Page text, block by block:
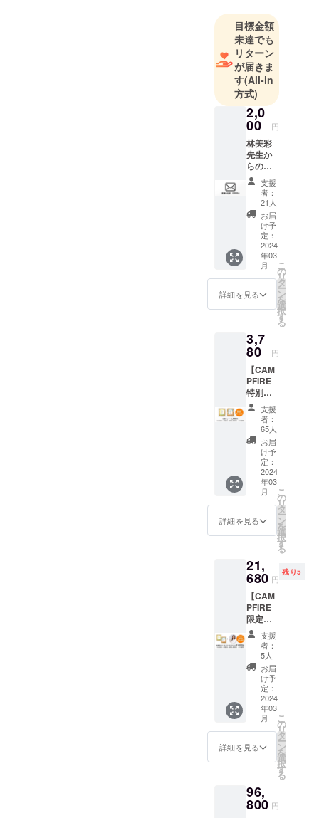
目標金額
未達でも
リターン
が届きま
す(All-in
方式)
2,0
00 円
林美彩
先生か
らの直
筆お礼
状 今回
のプロ
ジェク
トにご
共感ご
賛同い
ただ
き、ご
支援い
ただい
た皆様
に感謝
込めて
林美彩
先生直
筆のお
礼状を
お送り
させて
いただ
きま
す。 ※
お礼状
はPDF
をメー
ルにて
送付い
たしま
す。
支援
者：
21人
お届
け予
定：
2024
年03
月
詳細を見る
こ
の
リ
タ
ー
ン
を
選
択
す
る
3,7
80 円
【CAM
PFIRE
特別価
格：
▲5%O
FF】
「獣医
師 林美
彩の長
生き犬
ごは
ん」4袋
セット
★予定
販売価
格
円/2024
年3月中
旬発売
開始予
定）の
▲5%O
FFでお
試しい
ただけ
る
CAMPF
IRE特別
価格の
セット
です。
※レシピ
をお選
（鶏）
ごはん
✕ 4袋」
支援
者：
65人
お届
け予
定：
2024
年03
月
詳細を見る
こ
の
リ
タ
ー
ン
を
選
択
す
る
21,
680 円
残り5
【CAM
PFIRE
限定
セッ
ト：
▲10%
OFF＋
特典】
「獣医
師 林美
彩の長
生き犬
ごは
ん」16
袋セッ
ト ＋ 獣
美彩先
生のオ
ンライ
支援
者：
5人
お届
け予
定：
2024
年03
月
詳細を見る
こ
の
リ
タ
ー
ン
を
選
択
す
る
96,
800 円